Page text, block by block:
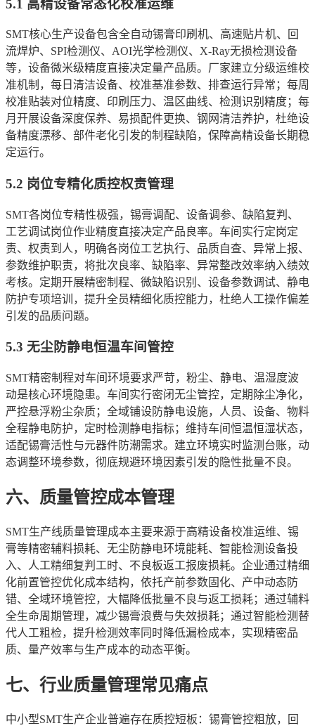
5.1 高精设备常态化校准运维
SMT核心生产设备包含全自动锡膏印刷机、高速贴片机、回
流焊炉、SPI检测仪、AOI光学检测仪、X-Ray无损检测设备
等，设备微米级精度直接决定量产品质。厂家建立分级运维校
准机制，每日清洁设备、校准基准参数、排查运行异常；每周
校准贴装对位精度、印刷压力、温区曲线、检测识别精度；每
月开展设备深度保养、易损配件更换、钢网清洁养护，杜绝设
备精度漂移、部件老化引发的制程缺陷，保障高精设备长期稳
定运行。
5.2 岗位专精化质控权责管理
SMT各岗位专精性极强，锡膏调配、设备调参、缺陷复判、
工艺调试岗位作业精度直接决定产品良率。车间实行定岗定
责、权责到人，明确各岗位工艺执行、品质自查、异常上报、
参数维护职责，将批次良率、缺陷率、异常整改效率纳入绩效
考核。定期开展精密制程、微缺陷识别、设备参数调试、静电
防护专项培训，提升全员精细化质控能力，杜绝人工操作偏差
引发的品质问题。
5.3 无尘防静电恒温车间管控
SMT精密制程对车间环境要求严苛，粉尘、静电、温湿度波
动是核心环境隐患。车间实行密闭无尘管控，定期除尘净化，
严控悬浮粉尘杂质；全域铺设防静电设施，人员、设备、物料
全程静电防护，定时检测静电指标；维持车间恒温恒湿状态，
适配锡膏活性与元器件防潮需求。建立环境实时监测台账，动
态调整环境参数，彻底规避环境因素引发的隐性批量不良。
六、质量管控成本管理
SMT生产线质量管理成本主要来源于高精设备校准运维、锡
膏等精密辅料损耗、无尘防静电环境能耗、智能检测设备投
入、人工精细复判工时、不良板返工报废损耗。企业通过精细
化前置管控优化成本结构，依托产前参数固化、产中动态防
错、全域环境管控，大幅降低批量不良与返工损耗；通过辅料
全生命周期管理，减少锡膏浪费与失效损耗；通过智能检测替
代人工粗检，提升检测效率同时降低漏检成本，实现精密品
质、量产效率与生产成本的动态平衡。
七、行业质量管理常见痛点
中小型SMT生产企业普遍存在质控短板：锡膏管控粗放，回